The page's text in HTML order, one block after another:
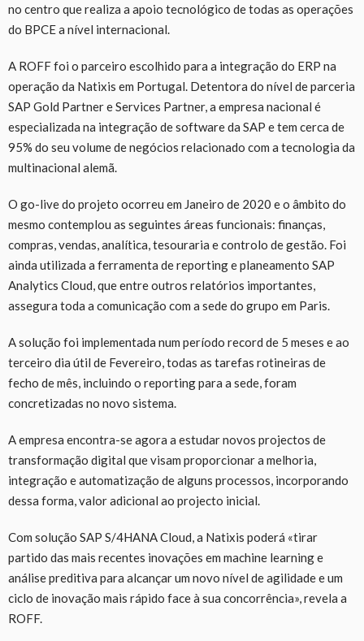
no centro que realiza a apoio tecnológico de todas as operações
do BPCE a nível internacional.
A ROFF foi o parceiro escolhido para a integração do ERP na
operação da Natixis em Portugal. Detentora do nível de parceria
SAP Gold Partner e Services Partner, a empresa nacional é
especializada na integração de software da SAP e tem cerca de
95% do seu volume de negócios relacionado com a tecnologia da
multinacional alemã.
O go-live do projeto ocorreu em Janeiro de 2020 e o âmbito do
mesmo contemplou as seguintes áreas funcionais: finanças,
compras, vendas, analítica, tesouraria e controlo de gestão. Foi
ainda utilizada a ferramenta de reporting e planeamento SAP
Analytics Cloud, que entre outros relatórios importantes,
assegura toda a comunicação com a sede do grupo em Paris.
A solução foi implementada num período record de 5 meses e ao
terceiro dia útil de Fevereiro, todas as tarefas rotineiras de
fecho de mês, incluindo o reporting para a sede, foram
concretizadas no novo sistema.
A empresa encontra-se agora a estudar novos projectos de
transformação digital que visam proporcionar a melhoria,
integração e automatização de alguns processos, incorporando
dessa forma, valor adicional ao projecto inicial.
Com solução SAP S/4HANA Cloud, a Natixis poderá «tirar
partido das mais recentes inovações em machine learning e
análise preditiva para alcançar um novo nível de agilidade e um
ciclo de inovação mais rápido face à sua concorrência», revela a
ROFF.